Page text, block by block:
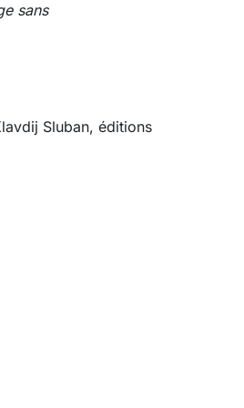
sans
Sluban, éditions